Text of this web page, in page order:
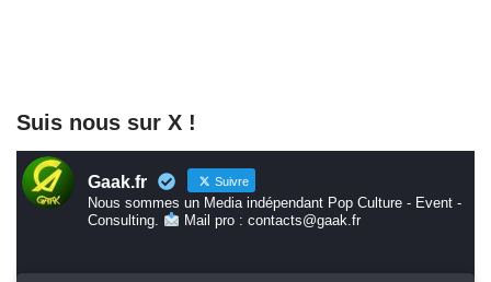
Suis nous sur X !
Gaak.fr Suivre
Nous sommes un Media indépendant Pop Culture - Event -
Consulting.
Mail pro : contacts@gaak.fr